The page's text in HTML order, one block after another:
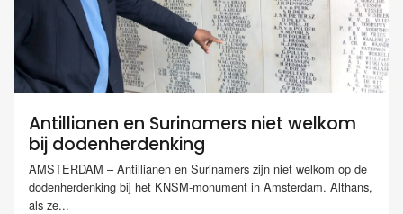
Antillianen en Surinamers niet welkom
bij dodenherdenking
AMSTERDAM – Antillianen en Surinamers zijn niet welkom op de
dodenherdenking bij het KNSM-monument in Amsterdam. Althans,
als ze...